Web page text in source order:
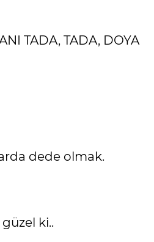
TADA, TADA, DOYA
dede olmak.
ki..